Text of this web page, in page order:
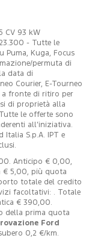
CV 93 kW
- Tutte le
Puma, Kuga, Focus
permuta di
data di
Courier, E-Tourneo
a fronte di ritiro per
di proprietà alla
le offerte sono
all’iniziativa.
Italia S.p.A. IPT e
Anticipo € 0,00,
€ 5,00, più quota
totale del credito
facoltativi: . Totale
€ 390,00.
della prima quota
Ford
0,2 €/km.